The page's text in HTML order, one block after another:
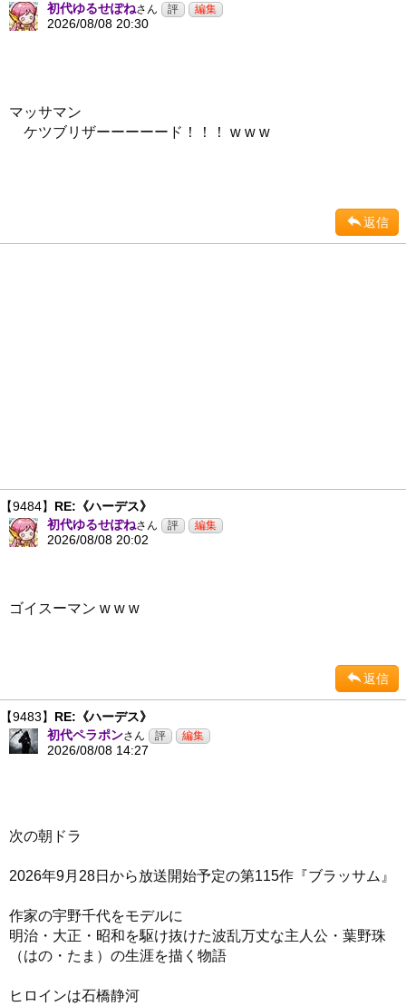
初代ゆるせぽねさん
2026/08/08 20:30
マッサマン
ケツブリザーーーーード！！！ w w w
返信
【9484】 RE:《ハーデス》
初代ゆるせぽねさん
2026/08/08 20:02
ゴイスーマン w w w
返信
【9483】 RE:《ハーデス》
初代ペラポンさん
2026/08/08 14:27
次の朝ドラ
2026年9月28日から放送開始予定の第115作『ブラッサム』
作家の宇野千代をモデルに
明治・大正・昭和を駆け抜けた波乱万丈な主人公・葉野珠
（はの・たま）の生涯を描く物語
ヒロインは石橋静河